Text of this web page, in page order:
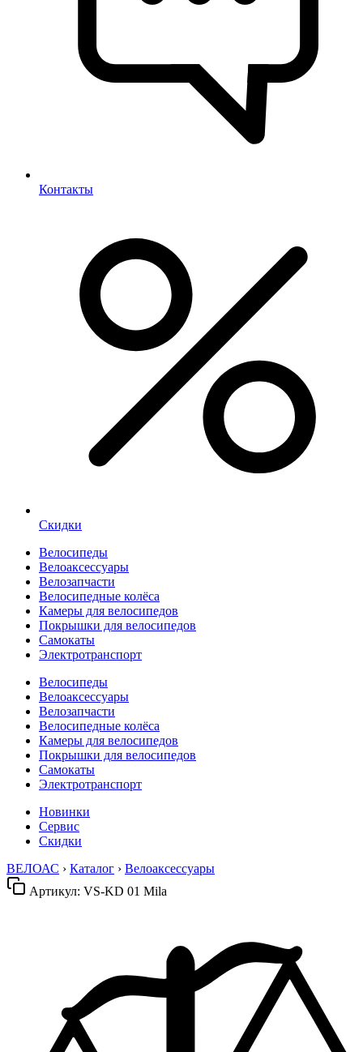
Контакты
Скидки
Велосипеды
Велоаксессуары
Велозапчасти
Велосипедные колёса
Камеры для велосипедов
Покрышки для велосипедов
Самокаты
Электротранспорт
Велосипеды
Велоаксессуары
Велозапчасти
Велосипедные колёса
Камеры для велосипедов
Покрышки для велосипедов
Самокаты
Электротранспорт
Новинки
Сервис
Скидки
ВЕЛОАС › Каталог › Велоаксессуары
Артикул: VS-KD 01 Mila